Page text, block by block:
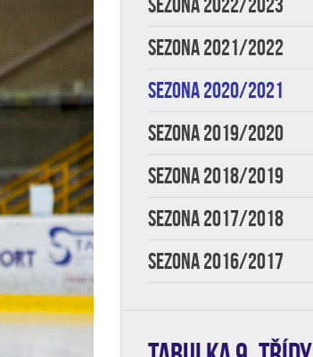
SEZONA 2022/2023
SEZONA 2021/2022
SEZONA 2020/2021
SEZONA 2019/2020
SEZONA 2018/2019
SEZONA 2017/2018
SEZONA 2016/2017